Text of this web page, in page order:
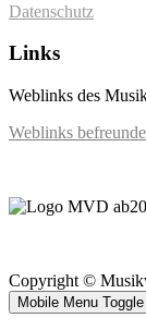
Datenschutz
Links
Weblinks des
Weblinks
Copyright ©
Mobile Menu Toggle